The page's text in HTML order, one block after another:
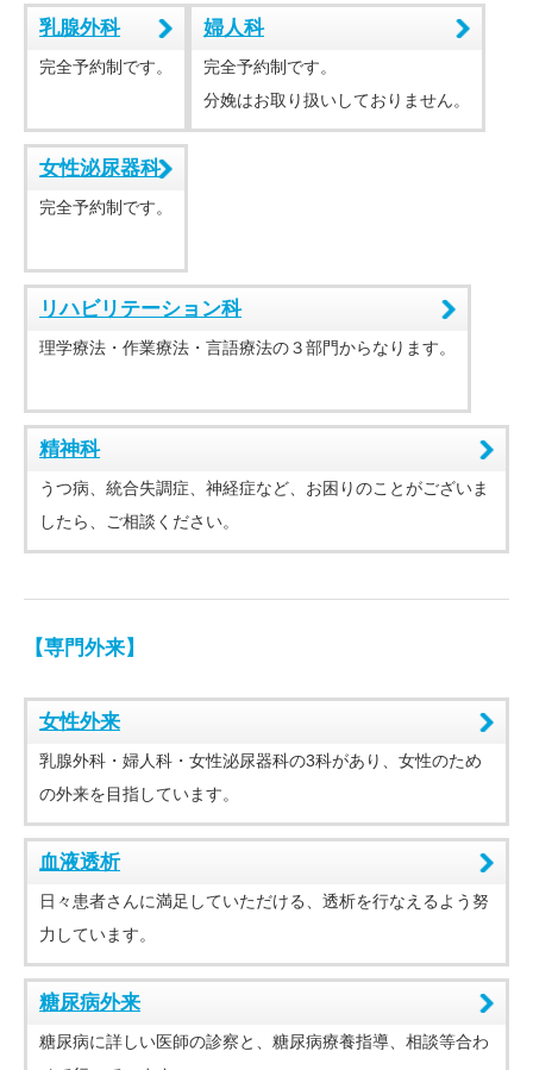
乳腺外科
完全予約制です。
婦人科
完全予約制です。
分娩はお取り扱いしておりません。
女性泌尿器科
完全予約制です。
リハビリテーション科
理学療法・作業療法・言語療法の３部門からなります。
精神科
うつ病、統合失調症、神経症など、お困りのことがございま
したら、ご相談ください。
【専門外来】
女性外来
乳腺外科・婦人科・女性泌尿器科の3科があり、女性のため
の外来を目指しています。
血液透析
日々患者さんに満足していただける、透析を行なえるよう努
力しています。
糖尿病外来
糖尿病に詳しい医師の診察と、糖尿病療養指導、相談等合わ